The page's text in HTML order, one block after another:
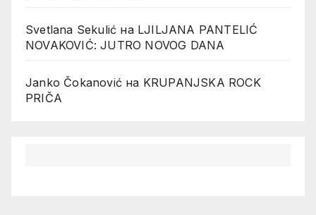
Svetlana Sekulić на LJILJANA PANTELIĆ
NOVAKOVIĆ: JUTRO NOVOG DANA
Janko Čokanović на KRUPANJSKA ROCK
PRIČA